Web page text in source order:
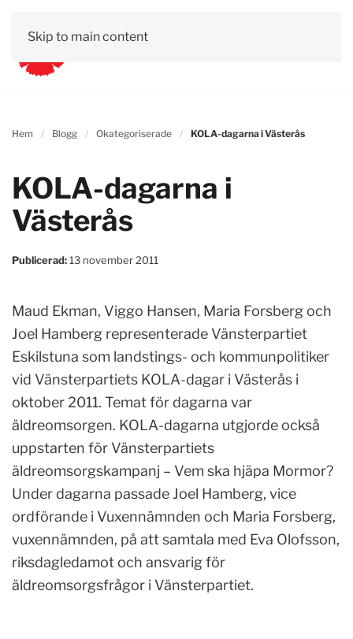
Skip to main content
Hem Blogg Okategoriserade KOLA-dagarna i Västerås
KOLA-dagarna i
Västerås
Publicerad:13 november 2011
Maud Ekman, Viggo Hansen, Maria Forsberg och
Joel Hamberg representerade Vänsterpartiet
Eskilstuna som landstings- och kommunpolitiker
vid Vänsterpartiets KOLA-dagar i Västerås i
oktober 2011. Temat för dagarna var
äldreomsorgen. KOLA-dagarna utgjorde också
uppstarten för Vänsterpartiets
äldreomsorgskampanj – Vem ska hjäpa Mormor?
Under dagarna passade Joel Hamberg, vice
ordförande i Vuxennämnden och Maria Forsberg,
vuxennämnden, på att samtala med Eva Olofsson,
riksdagledamot och ansvarig för
äldreomsorgsfrågor i Vänsterpartiet.